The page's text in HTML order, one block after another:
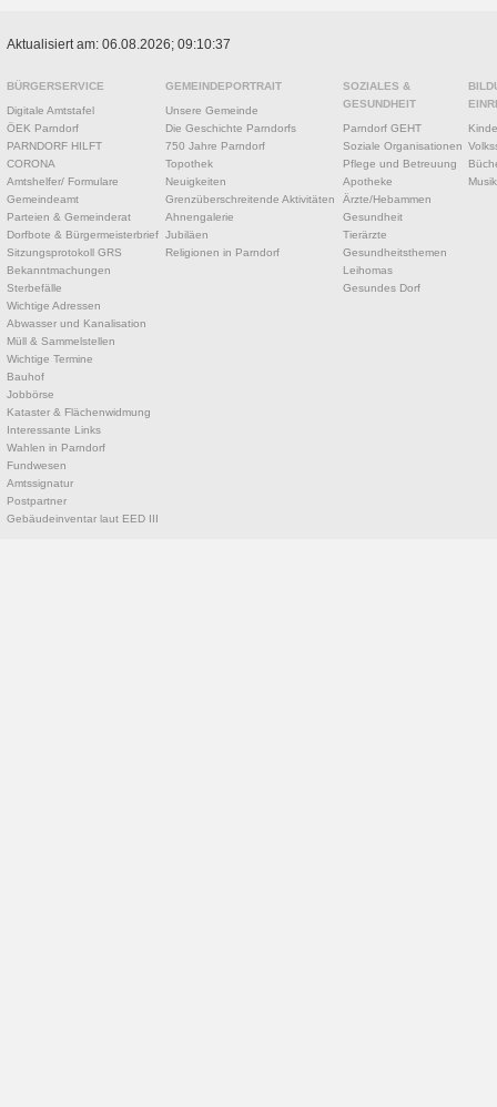
Aktualisiert am: 06.08.2026; 09:10:37
BÜRGERSERVICE
Digitale Amtstafel
ÖEK Parndorf
PARNDORF HILFT
CORONA
Amtshelfer/ Formulare
Gemeindeamt
Parteien & Gemeinderat
Dorfbote & Bürgermeisterbrief
Sitzungsprotokoll GRS
Bekanntmachungen
Sterbefälle
Wichtige Adressen
Abwasser und Kanalisation
Müll & Sammelstellen
Wichtige Termine
Bauhof
Jobbörse
Kataster & Flächenwidmung
Interessante Links
Wahlen in Parndorf
Fundwesen
Amtssignatur
Postpartner
Gebäudeinventar laut EED III
GEMEINDEPORTRAIT
Unsere Gemeinde
Die Geschichte Parndorfs
750 Jahre Parndorf
Topothek
Neuigkeiten
Grenzüberschreitende Aktivitäten
Ahnengalerie
Jubiläen
Religionen in Parndorf
SOZIALES &
GESUNDHEIT
Parndorf GEHT
Soziale Organisationen
Pflege und Betreuung
Apotheke
Ärzte/Hebammen
Gesundheit
Tierärzte
Gesundheitsthemen
Leihomas
Gesundes Dorf